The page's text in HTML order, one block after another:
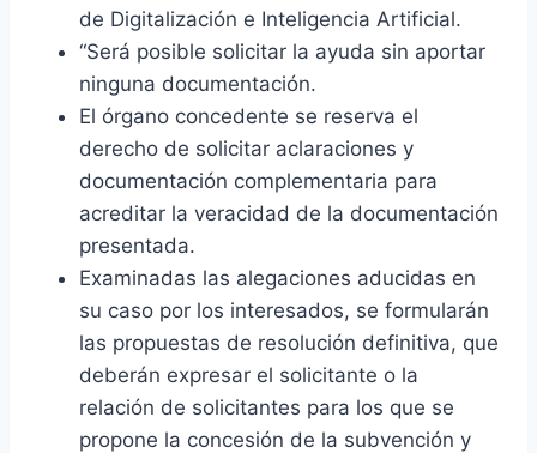
de Digitalización e Inteligencia Artificial.
“Será posible solicitar la ayuda sin aportar
ninguna documentación.
El órgano concedente se reserva el
derecho de solicitar aclaraciones y
documentación complementaria para
acreditar la veracidad de la documentación
presentada.
Examinadas las alegaciones aducidas en
su caso por los interesados, se formularán
las propuestas de resolución definitiva, que
deberán expresar el solicitante o la
relación de solicitantes para los que se
propone la concesión de la subvención y